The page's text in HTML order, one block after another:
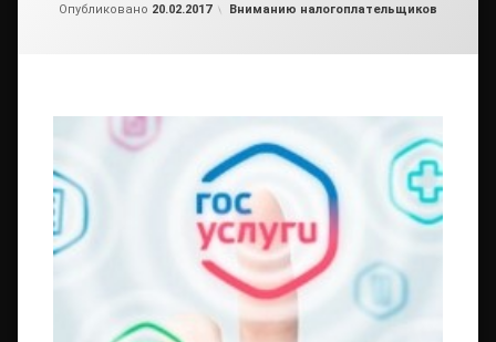
Опубликовано 20.02.2017 Рубрики:
Вниманию налогоплательщиков